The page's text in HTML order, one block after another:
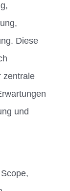
Diese
zentrale
und